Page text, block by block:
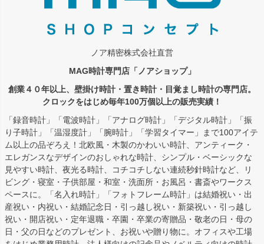
ノア精密株式会社直営
MAG時計専門店「ノアショップ」
創業４０年以上、壁掛け時計・置き時計・目覚まし時計の専門店。
クロックをはじめ毎年100万個以上の販売実績！
「録音時計」「電波時計」「アナログ時計」「デジタル時計」「振
り子時計」「温湿度計」「腕時計」「学習タイマー」まで100アイテ
ム以上の品ぞろえ！北欧風・木製のかわいい時計、アンティーク・
エレガンスなデザインのおしゃれな時計、シンプル・ベーシックな
見やすい時計、夜光る時計、コチコチしない連続秒針時計など、リ
ビング・寝室・子供部屋・和室・洗面所・お風呂・書斎やワークス
ペースに。「名入れ時計」「フォトフレーム時計」は結婚祝い・出
産祝い・内祝い・結婚記念日・引っ越し祝い・新築祝い・引っ越し
祝い・開店祝い・定年退職・卒園・卒業の寄贈品・敬老の日・母の
日・父の日などのプレゼント、お祝いや贈り物に。オフィスや工場